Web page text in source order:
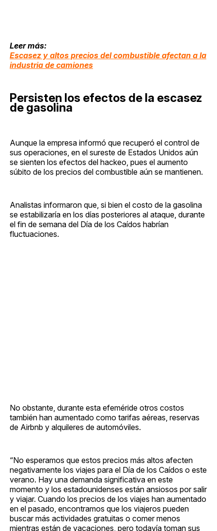
Leer más:
Escasez y altos precios del combustible afectan a la
industria de camiones
Persisten los efectos de la escasez
de gasolina
Aunque la empresa informó que recuperó el control de
sus operaciones, en el sureste de Estados Unidos aún
se sienten los efectos del hackeo, pues el aumento
súbito de los precios del combustible aún se mantienen.
Analistas informaron que, si bien el costo de la gasolina
se estabilizaría en los días posteriores al ataque, durante
el fin de semana del Día de los Caídos habrían
fluctuaciones.
No obstante, durante esta efeméride otros costos
también han aumentado como tarifas aéreas, reservas
de Airbnb y alquileres de automóviles.
“No esperamos que estos precios más altos afecten
negativamente los viajes para el Día de los Caídos o este
verano. Hay una demanda significativa en este
momento y los estadounidenses están ansiosos por salir
y viajar. Cuando los precios de los viajes han aumentado
en el pasado, encontramos que los viajeros pueden
buscar más actividades gratuitas o comer menos
mientras están de vacaciones, pero todavía toman sus